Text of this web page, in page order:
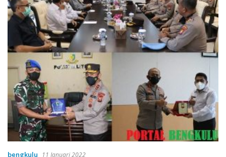
bengkulu 11 Januari 2022